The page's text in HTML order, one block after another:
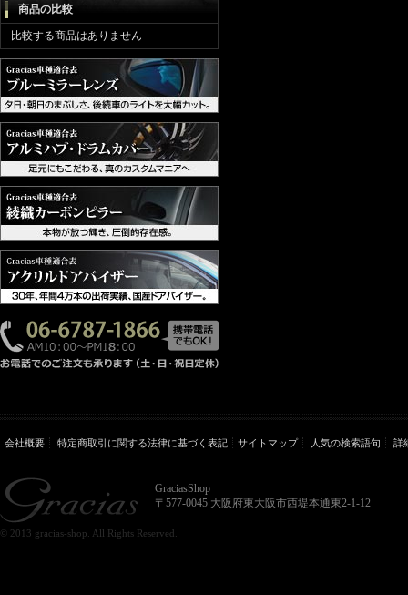
商品の比較
比較する商品はありません
会社概要 特定商取引に関する法律に基づく表記 サイトマップ 人気の検索語句 詳
GraciasShop
〒577-0045 大阪府東大阪市西堤本通東2-1-12
© 2013 gracias-shop. All Rights Reserved.